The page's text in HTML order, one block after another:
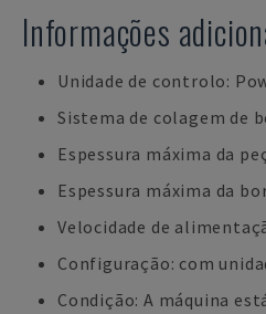
Informações
Unidade de controlo:
Sistema de colagem de
Espessura máxima da
Espessura máxima da
Velocidade de
Configuração: com
Condição: A máquina